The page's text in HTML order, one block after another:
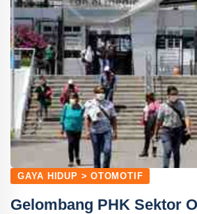
GAYA HIDUP > OTOMOTIF
Gelombang PHK Sektor